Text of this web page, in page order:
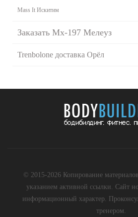
Mass It Искитим
Заказать Mx-197 Мелеуз
Trenbolone доставка Орёл
© 2015-2026 Копирование
указанием активной ссылки. Сайт
информационный характер.
тренером.